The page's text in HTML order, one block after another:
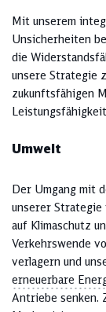
Mit unserem
Unsicherheiten
die
unsere Strategie
zukunftsfähigen
Umwelt
Der Umgang mit
unserer Strategie
auf Klimaschutz
Verkehrswende
verlagern und
erneuerbare
Antriebe senken.